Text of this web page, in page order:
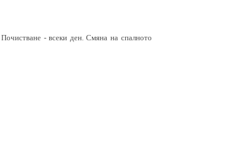
- всеки ден. Смяна на спалното